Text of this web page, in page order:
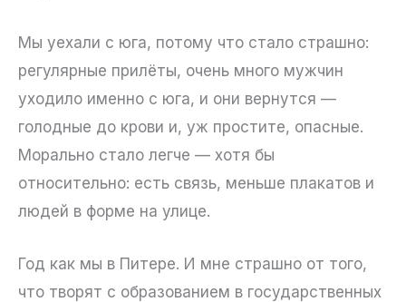
Мы уехали с юга, потому что стало страшно:
регулярные прилёты, очень много мужчин
уходило именно с юга, и они вернутся —
голодные до крови и, уж простите, опасные.
Морально стало легче — хотя бы
относительно: есть связь, меньше плакатов и
людей в форме на улице.
Год как мы в Питере. И мне страшно от того,
что творят с образованием в государственных